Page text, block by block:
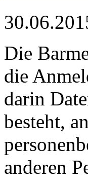
Die
die
darin
besteht,
anderen